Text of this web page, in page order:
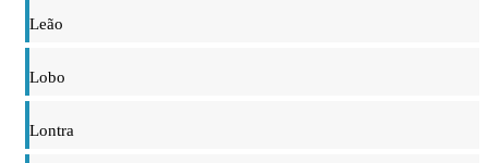
Leão
Lobo
Lontra